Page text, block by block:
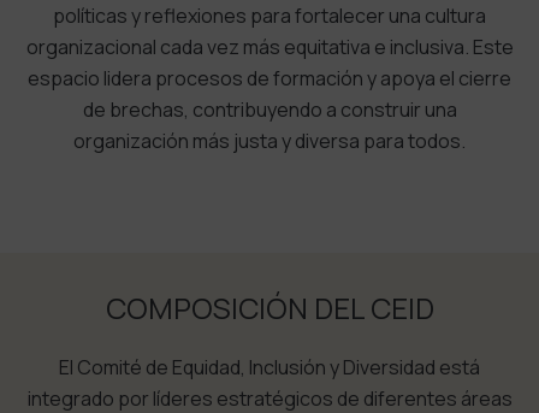
políticas y reflexiones para fortalecer una cultura
organizacional cada vez más equitativa e inclusiva. Este
espacio lidera procesos de formación y apoya el cierre
de brechas, contribuyendo a construir una
organización más justa y diversa para todos.
COMPOSICIÓN DEL CEID
El Comité de Equidad, Inclusión y Diversidad está
integrado por líderes estratégicos de diferentes áreas